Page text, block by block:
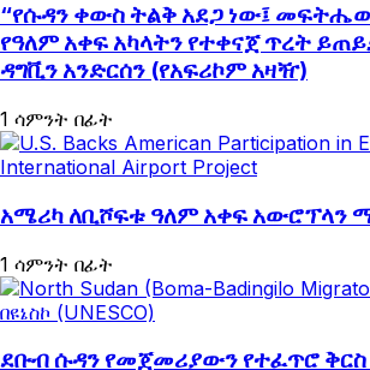
“የሱዳን ቀውስ ትልቅ አደጋ ነው፤
የዓለም አቀፍ አካላትን የተቀናጀ ጥረት
ዳግቪን አንድርሰን (የአፍሪኮም አዛዥ)
1 ሳምንት በፊት
አሜሪካ ለቢሾፍቱ ዓለም አቀፍ አውሮፕላን
1 ሳምንት በፊት
ደቡብ ሱዳን የመጀመሪያውን የተፈጥሮ ቅርስ